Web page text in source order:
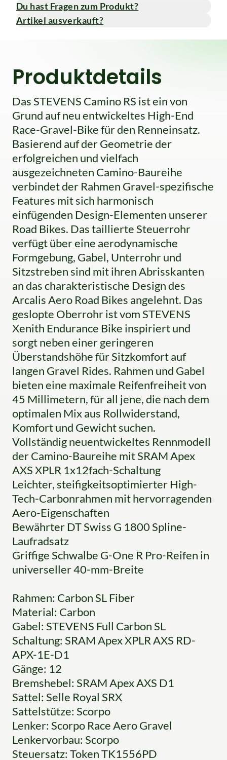
Du hast Fragen zum Produkt?
Artikel ausverkauft?
Produktdetails
Das STEVENS Camino RS ist ein von
Grund auf neu entwickeltes High-End
Race-Gravel-Bike für den Renneinsatz.
Basierend auf der Geometrie der
erfolgreichen und vielfach
ausgezeichneten Camino-Baureihe
verbindet der Rahmen Gravel-spezifische
Features mit sich harmonisch
einfügenden Design-Elementen unserer
Road Bikes. Das taillierte Steuerrohr
verfügt über eine aerodynamische
Formgebung, Gabel, Unterrohr und
Sitzstreben sind mit ihren Abrisskanten
an das charakteristische Design des
Arcalis Aero Road Bikes angelehnt. Das
geslopte Oberrohr ist vom STEVENS
Xenith Endurance Bike inspiriert und
sorgt neben einer geringeren
Überstandshöhe für Sitzkomfort auf
langen Gravel Rides. Rahmen und Gabel
bieten eine maximale Reifenfreiheit von
45 Millimetern, für all jene, die nach dem
optimalen Mix aus Rollwiderstand,
Komfort und Gewicht suchen.
Vollständig neuentwickeltes Rennmodell
der Camino-Baureihe mit SRAM Apex
AXS XPLR 1x12fach-Schaltung
Leichter, steifigkeitsoptimierter High-
Tech-Carbonrahmen mit hervorragenden
Aero-Eigenschaften
Bewährter DT Swiss G 1800 Spline-
Laufradsatz
Griffige Schwalbe G-One R Pro-Reifen in
universeller 40-mm-Breite
Rahmen: Carbon SL Fiber
Material: Carbon
Gabel: STEVENS Full Carbon SL
Schaltung: SRAM Apex XPLR AXS RD-
APX-1E-D1
Gänge: 12
Bremshebel: SRAM Apex AXS D1
Sattel: Selle Royal SRX
Sattelstütze: Scorpo
Lenker: Scorpo Race Aero Gravel
Lenkervorbau: Scorpo
Steuersatz: Token TK1556PD